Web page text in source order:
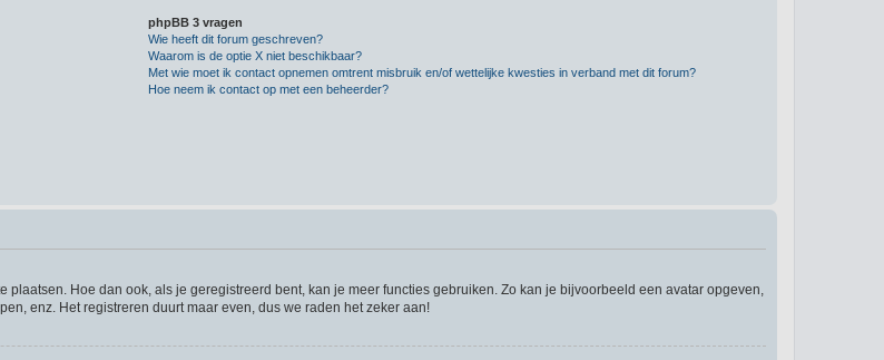
phpBB 3 vragen
Wie heeft dit forum geschreven?
Waarom is de optie X niet beschikbaar?
Met wie moet ik contact opnemen omtrent misbruik en/of wettelijke kwesties in verband met dit forum?
Hoe neem ik contact op met een beheerder?
Hoe dan ook, als je geregistreerd bent, kan je meer functies gebruiken. Zo kan je bijvoorbeeld een avatar opgeven,
enz. Het registreren duurt maar even, dus we raden het zeker aan!